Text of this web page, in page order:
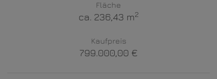
Fläche
ca. 236,43 m2
Kaufpreis
799.000,00 €